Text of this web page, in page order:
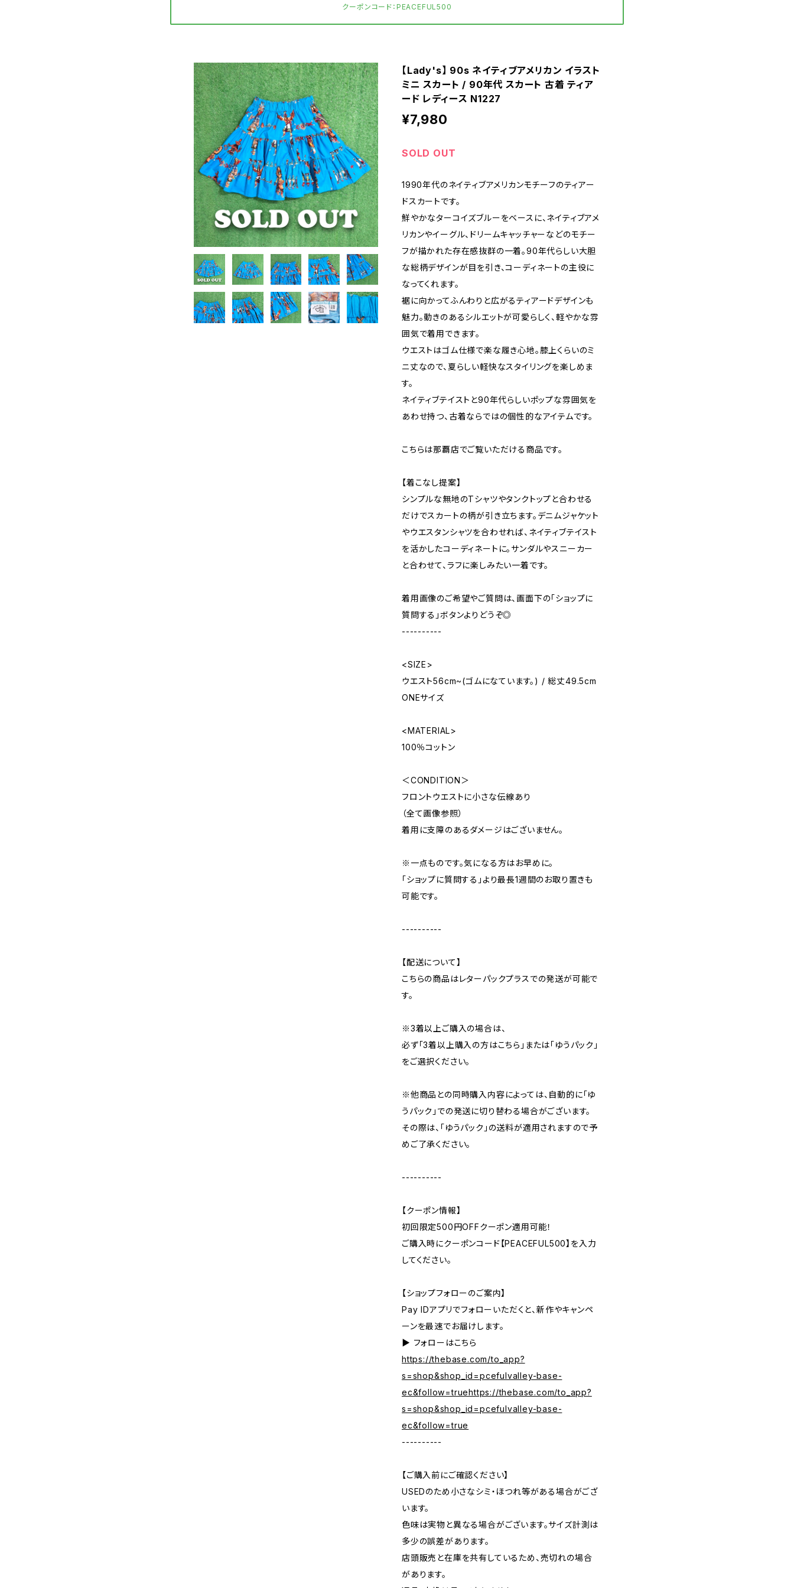
クーポンコード：PEACEFUL500
【Lady's】 90s ネイティブアメリカン イラスト
ミニ スカート / 90年代 スカート 古着 ティア
ード レディース N1227
¥7,980
SOLD OUT
1990年代のネイティブアメリカンモチーフのティアー
ドスカートです。
鮮やかなターコイズブルーをベースに、ネイティブアメ
リカンやイーグル、ドリームキャッチャーなどのモチー
フが描かれた存在感抜群の一着。90年代らしい大胆
な総柄デザインが目を引き、コーディネートの主役に
なってくれます。
裾に向かってふんわりと広がるティアードデザインも
魅力。動きのあるシルエットが可愛らしく、軽やかな雰
囲気で着用できます。
ウエストはゴム仕様で楽な履き心地。膝上くらいのミ
ニ丈なので、夏らしい軽快なスタイリングを楽しめま
す。
ネイティブテイストと90年代らしいポップな雰囲気を
あわせ持つ、古着ならではの個性的なアイテムです。
こちらは那覇店でご覧いただける商品です。
【着こなし提案】
シンプルな無地のTシャツやタンクトップと合わせる
だけでスカートの柄が引き立ちます。デニムジャケット
やウエスタンシャツを合わせれば、ネイティブテイスト
を活かしたコーディネートに。サンダルやスニーカー
と合わせて、ラフに楽しみたい一着です。
着用画像のご希望やご質問は、画面下の「ショップに
質問する」ボタンよりどうぞ◎
----------
<SIZE>
ウエスト56cm~(ゴムになています。) / 総丈49.5cm
ONEサイズ
<MATERIAL>
100％コットン
＜CONDITION＞
フロントウエストに小さな伝線あり
（全て画像参照）
着用に支障のあるダメージはございません。
※一点ものです。気になる方はお早めに。
「ショップに質問する」より最長1週間のお取り置きも
可能です。
----------
【配送について】
こちらの商品はレターパックプラスでの発送が可能で
す。
※3着以上ご購入の場合は、
必ず「3着以上購入の方はこちら」または「ゆうパック」
をご選択ください。
※他商品との同時購入内容によっては、自動的に「ゆ
うパック」での発送に切り替わる場合がございます。
その際は、「ゆうパック」の送料が適用されますので予
めご了承ください。
----------
【クーポン情報】
初回限定500円OFFクーポン適用可能！
ご購入時にクーポンコード【PEACEFUL500】を入力
してください。
【ショップフォローのご案内】
Pay IDアプリでフォローいただくと、新作やキャンペ
ーンを最速でお届けします。
▶︎ フォローはこちら
https://thebase.com/to_app?
s=shop&shop_id=pcefulvalley-base-
ec&follow=truehttps://thebase.com/to_app?
s=shop&shop_id=pcefulvalley-base-
ec&follow=true
----------
【ご購入前にご確認ください】
USEDのため小さなシミ・ほつれ等がある場合がござ
います。
色味は実物と異なる場合がございます。サイズ計測は
多少の誤差があります。
店頭販売と在庫を共有しているため、売切れの場合
があります。